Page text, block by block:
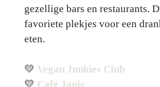
gezellige bars en restaurants.
favoriete plekjes voor een
eten.
💛 Vegan Junkies Club
💛 Café Janis